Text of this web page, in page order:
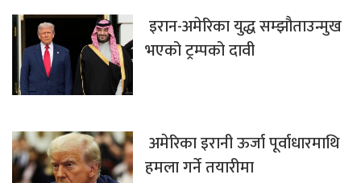
इरान-अमेरिका युद्ध सम्झौताउन्मुख
भएको ट्रम्पको दावी
अमेरिका इरानी ऊर्जा पूर्वाधारमाथि
हमला गर्ने तयारीमा